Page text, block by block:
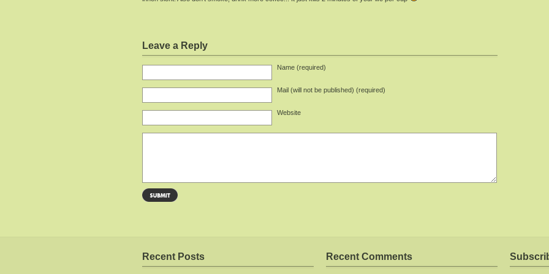
Leave a Reply
Name (required)
Mail (will not be published) (required)
Website
Recent Posts Recent Comments